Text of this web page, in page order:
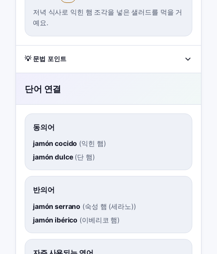
저녁 식사로 익힌 햄 조각을 넣은 샐러드를 먹을 거
예요.
💡 문법 포인트
단어 연결
동의어
jamón cocido (익힌 햄)
jamón dulce(단 햄)
반의어
jamón serrano (숙성 햄 (세라노))
jamón ibérico (이베리코 햄)